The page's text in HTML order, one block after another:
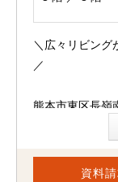
気になる物件が
※掲載内容と現
資料
＼広々リビン
／
熊本市東区長嶺
イディア」より
しました。